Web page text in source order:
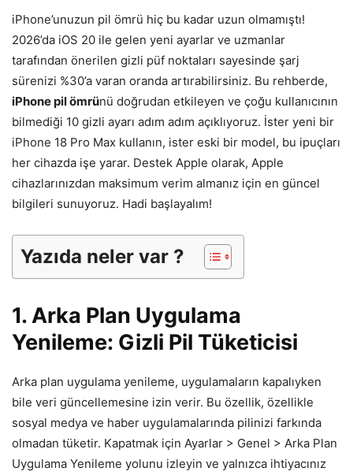
iPhone’unuzun pil ömrü hiç bu kadar uzun olmamıştı!
2026’da iOS 20 ile gelen yeni ayarlar ve uzmanlar
tarafından önerilen gizli püf noktaları sayesinde şarj
sürenizi %30’a varan oranda artırabilirsiniz. Bu rehberde,
iPhone pil ömrünü doğrudan etkileyen ve çoğu kullanıcının
bilmediği 10 gizli ayarı adım adım açıklıyoruz. İster yeni bir
iPhone 18 Pro Max kullanın, ister eski bir model, bu ipuçları
her cihazda işe yarar. Destek Apple olarak, Apple
cihazlarınızdan maksimum verim almanız için en güncel
bilgileri sunuyoruz. Hadi başlayalım!
Yazıda neler var ?
1. Arka Plan Uygulama
Yenileme: Gizli Pil Tüketicisi
Arka plan uygulama yenileme, uygulamaların kapalıyken
bile veri güncellemesine izin verir. Bu özellik, özellikle
sosyal medya ve haber uygulamalarında pilinizi farkında
olmadan tüketir. Kapatmak için Ayarlar > Genel > Arka Plan
Uygulama Yenileme yolunu izleyin ve yalnızca ihtiyacınız